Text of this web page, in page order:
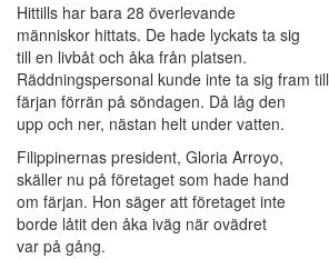
Hittills har bara 28 överlevande
människor hittats. De hade lyckats ta sig
till en livbåt och åka från platsen.
Räddningspersonal kunde inte ta sig fram till
färjan förrän på söndagen. Då låg den
upp och ner, nästan helt under vatten.
Filippinernas president, Gloria Arroyo,
skäller nu på företaget som hade hand
om färjan. Hon säger att företaget inte
borde låtit den åka iväg när ovädret
var på gång.